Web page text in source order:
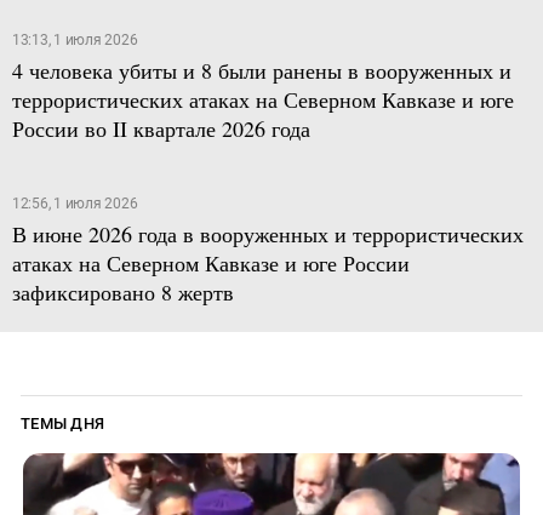
13:13, 1 июля 2026
4 человека убиты и 8 были ранены в вооруженных и
террористических атаках на Северном Кавказе и юге
России во II квартале 2026 года
12:56, 1 июля 2026
В июне 2026 года в вооруженных и террористических
атаках на Северном Кавказе и юге России
зафиксировано 8 жертв
ТЕМЫ ДНЯ